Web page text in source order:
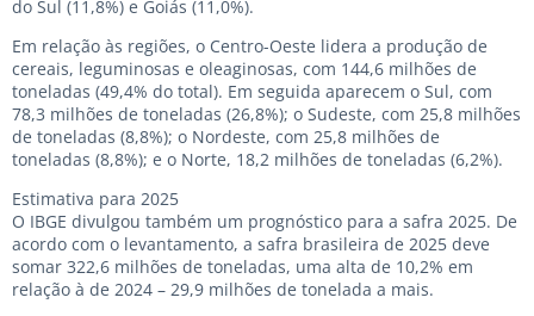
do Sul (11,8%) e Goiás (11,0%).
Em relação às regiões, o Centro-Oeste lidera a produção de
cereais, leguminosas e oleaginosas, com 144,6 milhões de
toneladas (49,4% do total). Em seguida aparecem o Sul, com
78,3 milhões de toneladas (26,8%); o Sudeste, com 25,8 milhões
de toneladas (8,8%); o Nordeste, com 25,8 milhões de
toneladas (8,8%); e o Norte, 18,2 milhões de toneladas (6,2%).
Estimativa para 2025
O IBGE divulgou também um prognóstico para a safra 2025. De
acordo com o levantamento, a safra brasileira de 2025 deve
somar 322,6 milhões de toneladas, uma alta de 10,2% em
relação à de 2024 – 29,9 milhões de tonelada a mais.